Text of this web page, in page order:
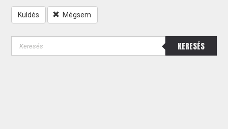
Küldés Mégsem
KERESÉS